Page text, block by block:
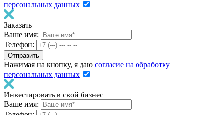
персональных данных
Заказать
Ваше имя:
Телефон:
Нажимая на кнопку, я даю согласие на обработку
персональных данных
Инвестировать в свой бизнес
Ваше имя: